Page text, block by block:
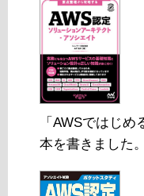
「AWSではじ
本を書きました。